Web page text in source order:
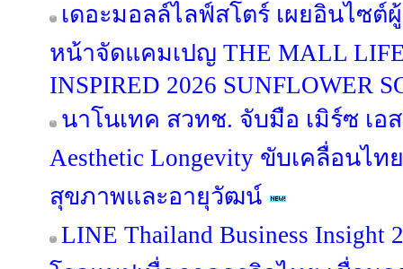
เดอะมอลล์ไลฟ์สโตร์ เผยอินไซต์
หน้าจัดแคมเปญ THE MALL
INSPIRED 2026 SUNFLOWER
นาโนเทค สวทช. จับมือ เมิร์ซ เอ
Aesthetic Longevity ขับเคลื่อนไ
สุขภาพและอายุวัฒน์
LINE Thailand Business Insight